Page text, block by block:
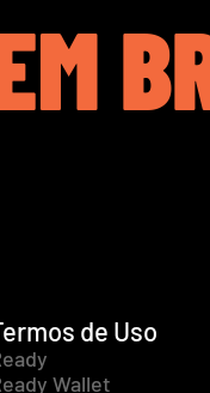
de Uso
Wallet